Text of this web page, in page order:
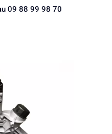
09 88 99 98 70